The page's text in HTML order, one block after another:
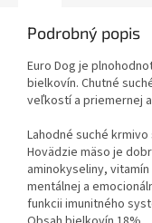
Podrobný popis
Euro Dog je
bielkovín. Chutné
veľkostí a priemernej
Lahodné suché
Hovädzie mäso je
aminokyseliny,
mentálnej a
funkcii imunitného